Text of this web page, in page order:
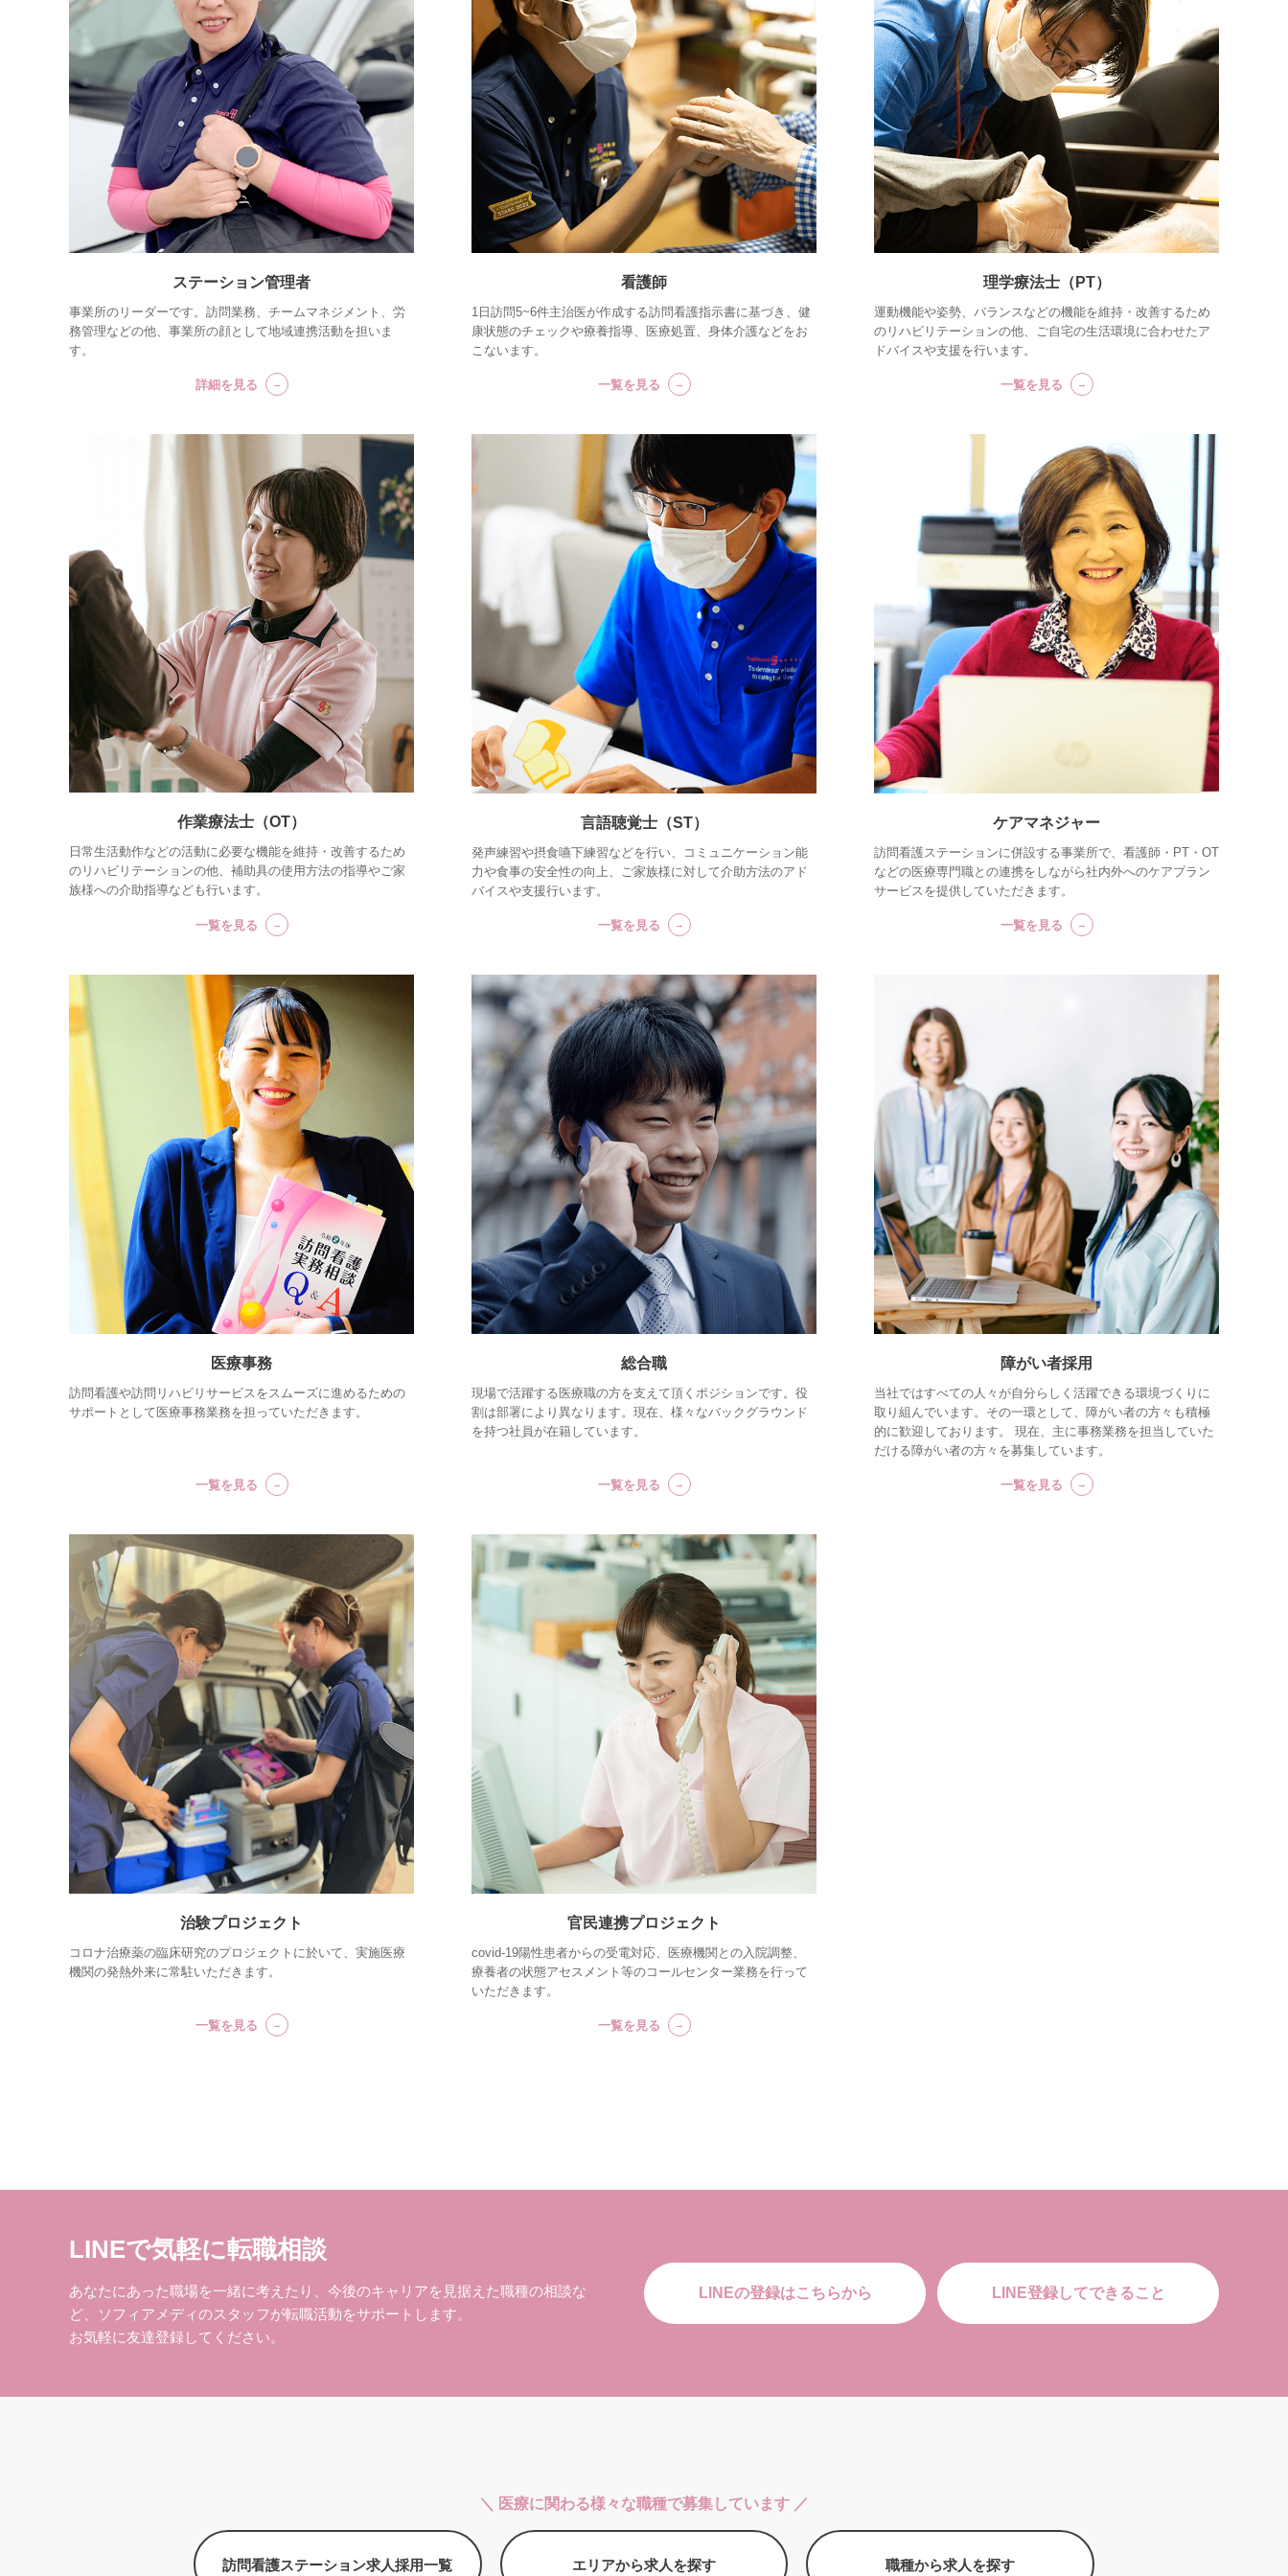
ステーション管理者
事業所のリーダーです。訪問業務、チームマネジメント、労
務管理などの他、事業所の顔として地域連携活動を担いま
す。
詳細を見る
看護師
1日訪問5~6件主治医が作成する訪問看護指示書に基づき、健
康状態のチェックや療養指導、医療処置、身体介護などをお
こないます。
一覧を見る
理学療法士（PT）
運動機能や姿勢、バランスなどの機能を維持・改善するため
のリハビリテーションの他、ご自宅の生活環境に合わせたア
ドバイスや支援を行います。
一覧を見る
作業療法士（OT）
日常生活動作などの活動に必要な機能を維持・改善するため
のリハビリテーションの他、補助具の使用方法の指導やご家
族様への介助指導なども行います。
一覧を見る
言語聴覚士（ST）
発声練習や摂食嚥下練習などを行い、コミュニケーション能
力や食事の安全性の向上、ご家族様に対して介助方法のアド
バイスや支援行います。
一覧を見る
ケアマネジャー
訪問看護ステーションに併設する事業所で、看護師・PT・OT
などの医療専門職との連携をしながら社内外へのケアプラン
サービスを提供していただきます。
一覧を見る
医療事務
訪問看護や訪問リハビリサービスをスムーズに進めるための
サポートとして医療事務業務を担っていただきます。
一覧を見る
総合職
現場で活躍する医療職の方を支えて頂くポジションです。役
割は部署により異なります。現在、様々なバックグラウンド
を持つ社員が在籍しています。
一覧を見る
障がい者採用
当社ではすべての人々が自分らしく活躍できる環境づくりに
取り組んでいます。その一環として、障がい者の方々も積極
的に歓迎しております。 現在、主に事務業務を担当していた
だける障がい者の方々を募集しています。
一覧を見る
治験プロジェクト
コロナ治療薬の臨床研究のプロジェクトに於いて、実施医療
機関の発熱外来に常駐いただきます。
一覧を見る
官民連携プロジェクト
covid-19陽性患者からの受電対応、医療機関との入院調整、
療養者の状態アセスメント等のコールセンター業務を行って
いただきます。
一覧を見る
LINEで気軽に転職相談
あなたにあった職場を一緒に考えたり、今後のキャリアを見据えた職種の相談な
ど、ソフィアメディのスタッフが転職活動をサポートします。
お気軽に友達登録してください。
LINEの登録はこちらから LINE登録してできること
＼ 医療に関わる様々な職種で募集しています ／
訪問看護ステーション求人採用一覧 エリアから求人を探す 職種から求人を探す